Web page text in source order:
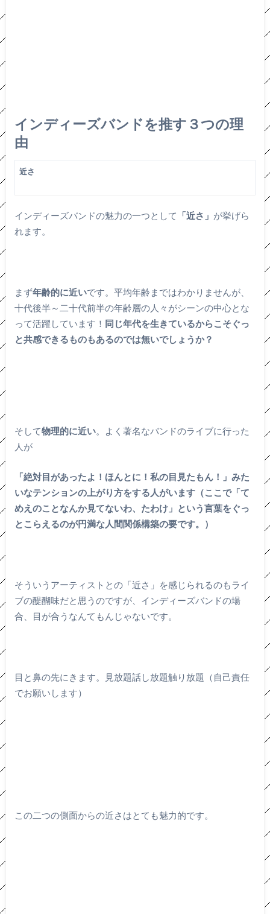
インディーズバンドを推す３つの理
由
近さ
インディーズバンドの魅力の一つとして 「近さ」 が挙げら
れます。
まず年齢的に近いです。平均年齢まではわかりませんが、
十代後半～二十代前半の年齢層の人々がシーンの中心とな
って活躍しています！ 同じ年代を生きているからこそぐっ
と共感できるものもあるのでは無いでしょうか？
そして物理的に近い。よく著名なバンドのライブに行った
人が
「絶対目があったよ！ほんとに！私の目見たもん！」みた
いなテンションの上がり方をする人がいます（ここで「て
めえのことなんか見てないわ、たわけ」という言葉をぐっ
とこらえるのが円満な人間関係構築の要です。）
そういうアーティストとの「近さ」を感じられるのもライ
ブの醍醐味だと思うのですが、インディーズバンドの場
合、目が合うなんてもんじゃないです。
目と鼻の先にきます。見放題話し放題触り放題（自己責任
でお願いします）
この二つの側面からの近さはとても魅力的です。